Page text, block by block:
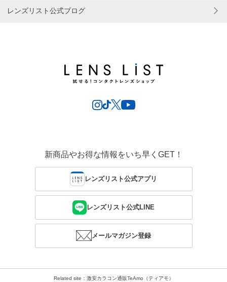
レンズリスト公式ブログ
新商品やお得な情報をいち早くGET！
レンズリスト公式アプリ
レンズリスト公式LINE
メールマガジン登録
Related site：激安カラコン通販TeAmo（ティアモ）